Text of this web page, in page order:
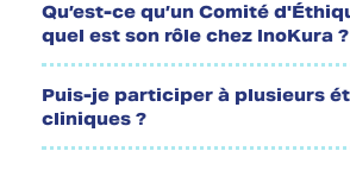
Qu’est-ce qu’un Comité
quel est son rôle chez InoKura ?
Puis-je participer à plusieurs
cliniques ?